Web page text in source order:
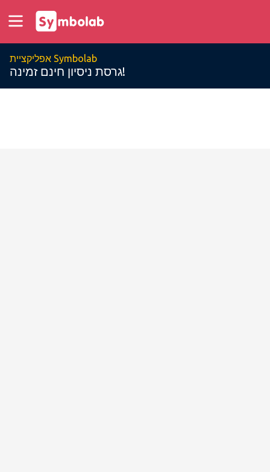
אפליקציית Symbolab
גרסת ניסיון חינם זמינה!